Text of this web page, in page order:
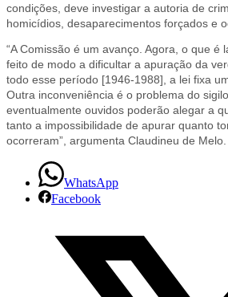
condições, deve investigar a autoria de
homicídios, desaparecimentos forçados e
“A Comissão é um avanço. Agora, o que é
feito de modo a dificultar a apuração da
todo esse período [1946-1988], a lei fixa
Outra inconveniência é o problema do
eventualmente ouvidos poderão alegar a
tanto a impossibilidade de apurar quanto
ocorreram”, argumenta Claudineu de Melo.
WhatsApp
Facebook